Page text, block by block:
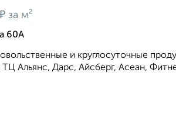
₽ за м²
60А
и круглосуточные
Альянс, Дарс, Айсберг, Асеан,